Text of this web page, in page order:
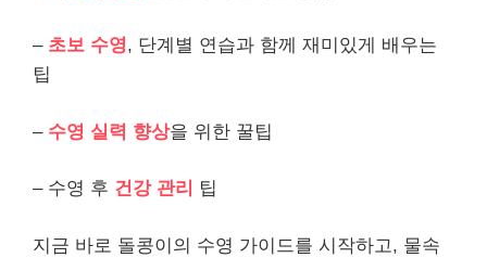
– 초보 수영, 단계별 연습과 함께 재미있게 배우는
팁
– 수영 실력 향상을 위한 꿀팁
– 수영 후 건강 관리 팁
지금 바로 돌콩이의 수영 가이드를 시작하고, 물속